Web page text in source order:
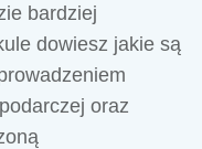
bardziej
dowiesz jakie są
oraz